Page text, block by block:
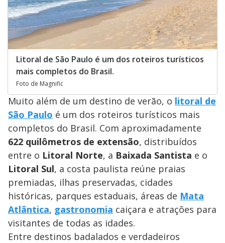
Litoral de São Paulo é um dos roteiros turísticos
mais completos do Brasil.
Foto de Magnific
Muito além de um destino de verão, o litoral de
São Paulo é um dos roteiros turísticos mais
completos do Brasil. Com aproximadamente
622 quilômetros de extensão, distribuídos
entre o Litoral Norte, a Baixada Santista e o
Litoral Sul, a costa paulista reúne praias
premiadas, ilhas preservadas, cidades
históricas, parques estaduais, áreas de Mata
Atlântica, gastronomia caiçara e atrações para
visitantes de todas as idades.
Entre destinos badalados e verdadeiros